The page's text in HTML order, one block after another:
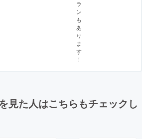
ラ
ン
も
あ
り
ま
す
！
見た人はこちらもチェックし